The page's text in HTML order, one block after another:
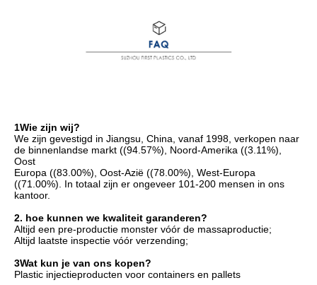
1Wie zijn wij?
We zijn gevestigd in Jiangsu, China, vanaf 1998, verkopen naar
de binnenlandse markt ((94.57%), Noord-Amerika ((3.11%),
Oost
Europa ((83.00%), Oost-Azië ((78.00%), West-Europa
((71.00%). In totaal zijn er ongeveer 101-200 mensen in ons
kantoor.
2. hoe kunnen we kwaliteit garanderen?
Altijd een pre-productie monster vóór de massaproductie;
Altijd laatste inspectie vóór verzending;
3Wat kun je van ons kopen?
Plastic injectieproducten voor containers en pallets